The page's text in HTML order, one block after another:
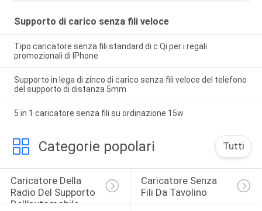
Supporto di carico senza fili veloce
Tipo caricatore senza fili standard di c Qi per i regali
promozionali di IPhone
Supporto in lega di zinco di carico senza fili veloce del telefono
del supporto di distanza 5mm
5 in 1 caricatore senza fili su ordinazione 15w
Categorie popolari Tutti
Caricatore Della
Radio Del Supporto
Dell'automobile
Caricatore Senza
Fili Da Tavolino